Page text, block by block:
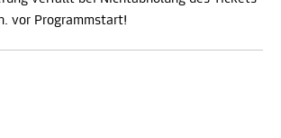
vor Programmstart!